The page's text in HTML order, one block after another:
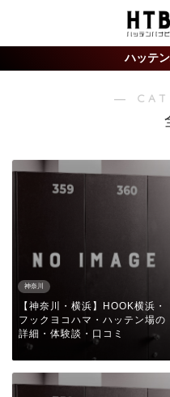
ハッテ
―
神奈川
【神奈川・横浜】HOOK横浜・
フックヨコハマ・ハッテン場の
詳細・体験談・口コミ